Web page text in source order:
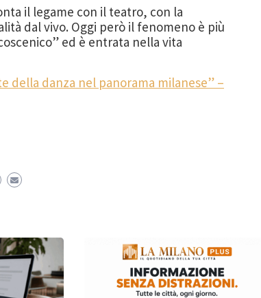
il legame con il teatro, con la
dal vivo. Oggi però il fenomeno è più
ed è entrata nella vita
della danza nel panorama milanese” –